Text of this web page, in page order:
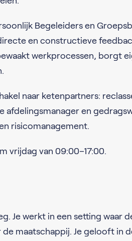
Begeleiders en
en constructieve
werkprocessen, borgt
naar ketenpartners:
afdelingsmanager en
risicomanagement.
vrijdag van 09:00–17:00.
Je werkt in een setting waar
maatschappij. Je gelooft in